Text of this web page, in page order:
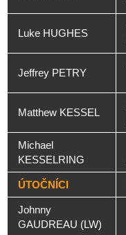
Luke HUGHES
Jeffrey PETRY
Matthew KESSEL
Michael
KESSELRING
ÚTOČNÍCI
Johnny
GAUDREAU (LW)